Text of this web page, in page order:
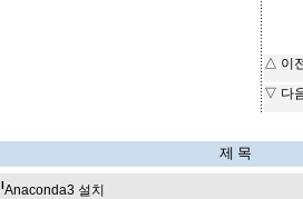
△ 이
▽ 다
제 목
lAnaconda3 설치